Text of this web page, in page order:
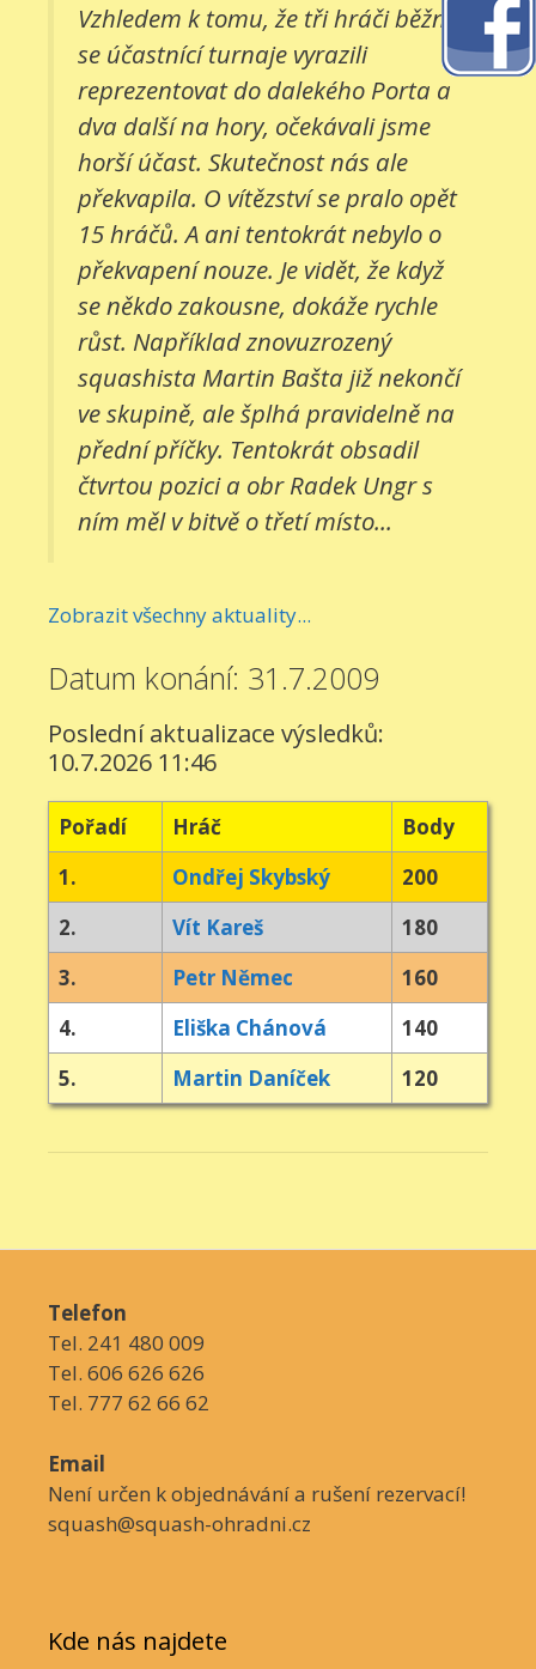
Vzhledem k tomu, že tři hráči běžně
se účastnící turnaje vyrazili
reprezentovat do dalekého Porta a
dva další na hory, očekávali jsme
horší účast. Skutečnost nás ale
překvapila. O vítězství se pralo opět
15 hráčů. A ani tentokrát nebylo o
překvapení nouze. Je vidět, že když
se někdo zakousne, dokáže rychle
růst. Například znovuzrozený
squashista Martin Bašta již nekončí
ve skupině, ale šplhá pravidelně na
přední příčky. Tentokrát obsadil
čtvrtou pozici a obr Radek Ungr s
ním měl v bitvě o třetí místo...
Zobrazit všechny aktuality...
Datum konání: 31.7.2009
Poslední aktualizace výsledků:
10.7.2026 11:46
Pořadí Hráč
Body
1.
Ondřej Skybský
200
2.
Vít Kareš
180
3.
Petr Němec
160
4.
Eliška Chánová
140
5.
Martin Daníček 120
Telefon
Tel. 241 480 009
Tel. 606 626 626
Tel. 777 62 66 62
Email
Není určen k objednávání a rušení rezervací!
squash@squash-ohradni.cz
Kde nás najdete